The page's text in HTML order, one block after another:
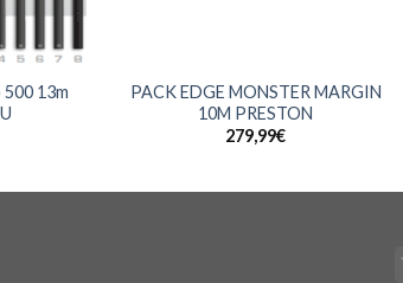
13m
PACK EDGE MONSTER MARGIN
10M PRESTON
279,99€